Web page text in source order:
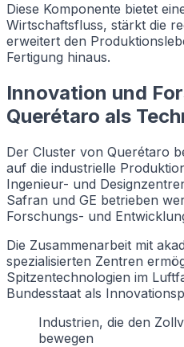
Diese Komponente bietet
Wirtschaftsfluss, stärkt die
erweitert den
Fertigung hinaus.
Innovation und
Querétaro als
Der Cluster von Querétaro
auf die industrielle
Ingenieur- und
Safran und GE betrieben
Forschungs- und
Die Zusammenarbeit mit
spezialisierten Zentren
Spitzentechnologien im
Bundesstaat als
Industrien, die den
bewegen